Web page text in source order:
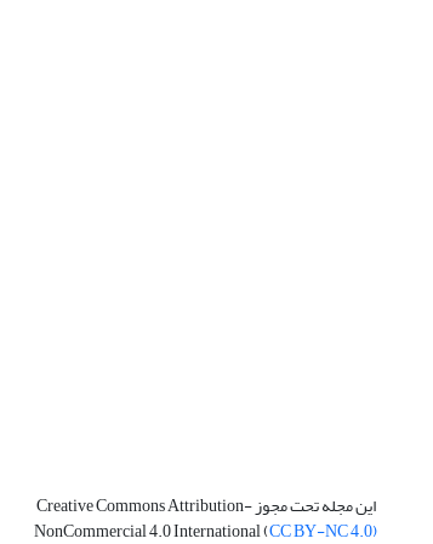
این مجله تحت مجوز Creative Commons Attribution-
NonCommercial 4.0 International (CC BY-NC 4.0)